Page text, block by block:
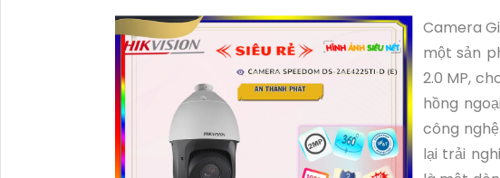
Camera
một sản
2.0 MP,
hồng
công
lại trải